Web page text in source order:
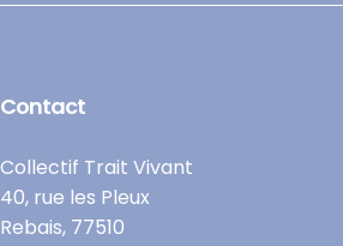
Contact
Collectif Trait Vivant
40, rue les Pleux
Rebais, 77510